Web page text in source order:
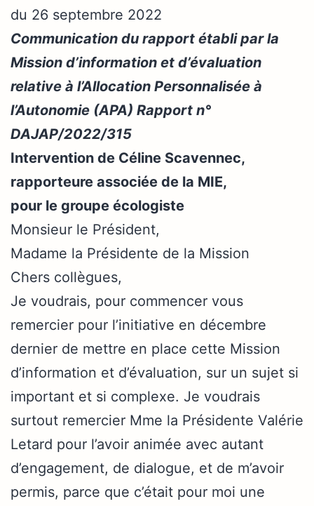
du 26 septembre 2022
Communication du rapport établi par la
Mission d’information et d’évaluation
relative à l’Allocation Personnalisée à
l’Autonomie (APA) Rapport n°
DAJAP/2022/315
Intervention de Céline Scavennec,
rapporteure associée de la MIE,
pour le groupe écologiste
Monsieur le Président,
Madame la Présidente de la Mission
Chers collègues,
Je voudrais, pour commencer vous
remercier pour l’initiative en décembre
dernier de mettre en place cette Mission
d’information et d’évaluation, sur un sujet si
important et si complexe. Je voudrais
surtout remercier Mme la Présidente Valérie
Letard pour l’avoir animée avec autant
d’engagement, de dialogue, et de m’avoir
permis, parce que c’était pour moi une